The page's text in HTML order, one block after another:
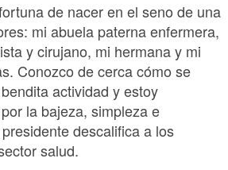
de nacer en el seno de una
mi abuela paterna enfermera,
y cirujano, mi hermana y mi
Conozco de cerca cómo se
actividad y estoy
la bajeza, simpleza e
descalifica a los
salud.